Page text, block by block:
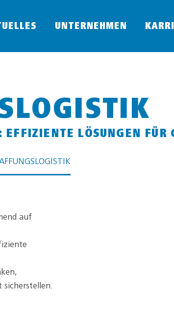
UNTERNEHMEN
LÖSUNGEN FÜR
auf
sicherstellen.